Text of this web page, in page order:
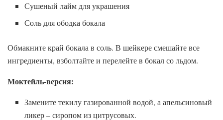
Сушеный лайм для украшения
Соль для ободка бокала
Обмакните край бокала в соль. В шейкере смешайте все
ингредиенты, взболтайте и перелейте в бокал со льдом.
Моктейль-версия:
Замените текилу газированной водой, а апельсиновый
ликер – сиропом из цитрусовых.